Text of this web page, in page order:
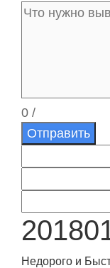
0 /
Отправить
Недорого и